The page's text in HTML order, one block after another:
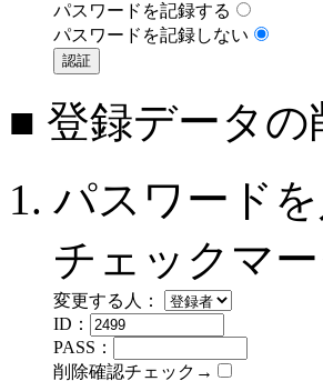
パスワードを記録する
パスワードを記録しない
■ 登録データの
パスワード
チェックマ
変更する人：
ID：
PASS：
削除確認チェック→